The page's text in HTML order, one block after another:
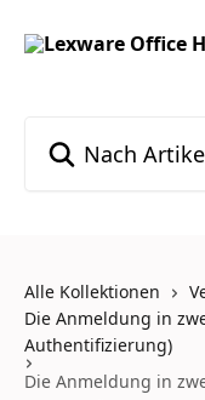
Alle Kollektionen
Die Anmeldung in
Authentifizierung)
Die Anmeldung in